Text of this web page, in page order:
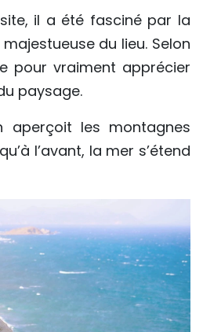
il a été fasciné par la
du lieu. Selon
pour vraiment apprécier
paysage.
aperçoit les montagnes
l’avant, la mer s’étend